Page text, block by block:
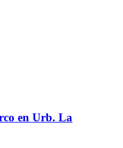
en Urb. La